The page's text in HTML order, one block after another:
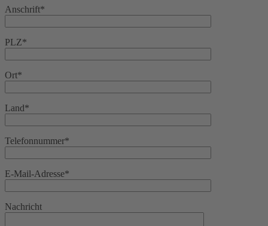
Anschrift*
PLZ*
Ort*
Land*
Telefonnummer*
E-Mail-Adresse*
Nachricht